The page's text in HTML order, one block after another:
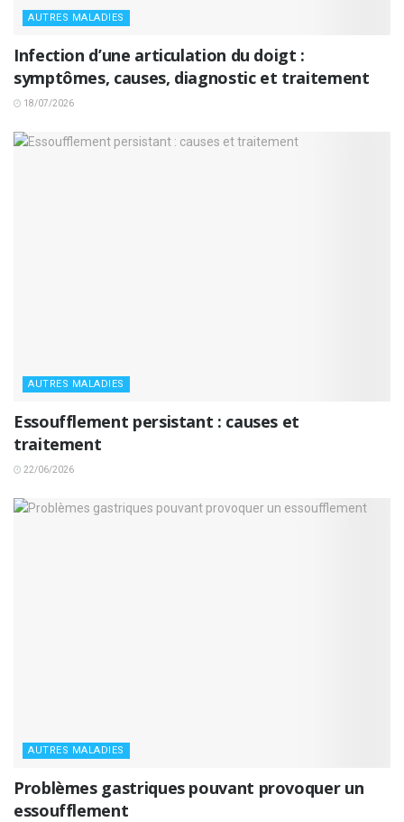
AUTRES MALADIES
Infection d’une articulation du doigt :
symptômes, causes, diagnostic et traitement
18/07/2026
AUTRES MALADIES
Essoufflement persistant : causes et
traitement
22/06/2026
AUTRES MALADIES
Problèmes gastriques pouvant provoquer un
essoufflement